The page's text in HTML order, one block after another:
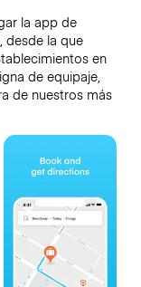
la app de
desde la que
en
de equipaje,
de nuestros más